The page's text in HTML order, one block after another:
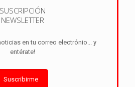
SUSCRIPCIÓN
NEWSLETTER
en tu correo electrónio... y
entérate!
Suscribirme